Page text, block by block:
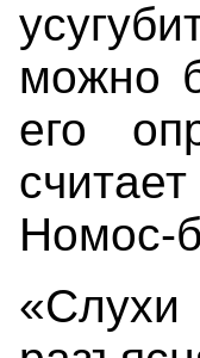
можно
его
Номос-